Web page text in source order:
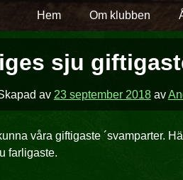
Hem Om klubben
sju
av 23 september 2018av
våra giftigaste ´svamparter.
farligaste.